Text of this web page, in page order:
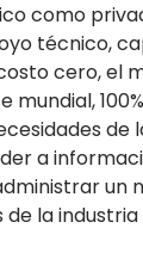
como
técnico,
cero, el
mundial,
de
a
un
la